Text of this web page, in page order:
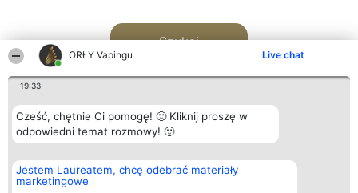
ORŁY Vapingu Live chat
19:33
Cześć, chętnie Ci pomogę! 🙂 Kliknij proszę w
odpowiedni temat rozmowy! 🙂
Jestem Laureatem, chcę odebrać materiały
marketingowe
Szukaj
Organizator plebiscytu
Bright Side Solutions sp. z o.
o. sp. k.
Plebiscyt
Laureaci
Kontakt
Kontakt